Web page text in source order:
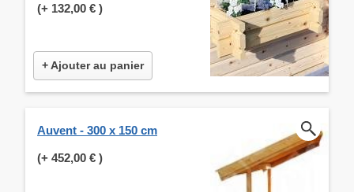
(+ 132,00 € )
+ Ajouter au panier
Auvent - 300 x 150 cm
(+ 452,00 € )